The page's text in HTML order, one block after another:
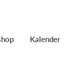
Kalender